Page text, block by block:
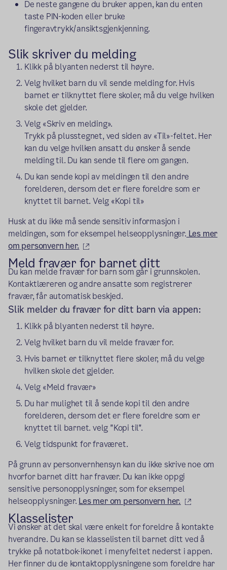
De neste gangene du bruker appen, kan du enten
taste PIN-koden eller bruke
fingeravtrykk/ansiktsgjenkjenning.
Slik skriver du melding
Klikk på blyanten nederst til høyre.
Velg hvilket barn du vil sende melding for. Hvis
barnet er tilknyttet flere skoler, må du velge hvilken
skole det gjelder.
Velg «Skriv en melding».
Trykk på plusstegnet, ved siden av «Til»-feltet. Her
kan du velge hvilken ansatt du ønsker å sende
melding til. Du kan sende til flere om gangen.
Du kan sende kopi av meldingen til den andre
forelderen, dersom det er flere foreldre som er
knyttet til barnet. Velg «Kopi til»
Husk at du ikke må sende sensitiv informasjon i
meldingen, som for eksempel helseopplysninger. Les mer
om personvern her.
(ekstern lenke)
Meld fravær for barnet ditt
Du kan melde fravær for barn som går i grunnskolen.
Kontaktlæreren og andre ansatte som registrerer
fravær, får automatisk beskjed.
Slik melder du fravær for ditt barn via appen:
Klikk på blyanten nederst til høyre.
Velg hvilket barn du vil melde fravær for.
Hvis barnet er tilknyttet flere skoler, må du velge
hvilken skole det gjelder.
Velg «Meld fravær»
Du har mulighet til å sende kopi til den andre
forelderen, dersom det er flere foreldre som er
knyttet til barnet. velg "Kopi til".
Velg tidspunkt for fraværet.
På grunn av personvernhensyn kan du ikke skrive noe om
hvorfor barnet ditt har fravær. Du kan ikke oppgi
sensitive personopplysninger, som for eksempel
helseopplysninger. Les mer om personvern her. (ekstern
Klasselister
Vi ønsker at det skal være enkelt for foreldre å kontakte
hverandre. Du kan se klasselisten til barnet ditt ved å
trykke på notatbok-ikonet i menyfeltet nederst i appen.
Her finner du de kontaktopplysningene som foreldre har